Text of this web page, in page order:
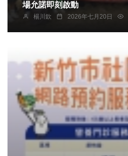
場允諾即刻啟動
楊川欽 2026年七月20日